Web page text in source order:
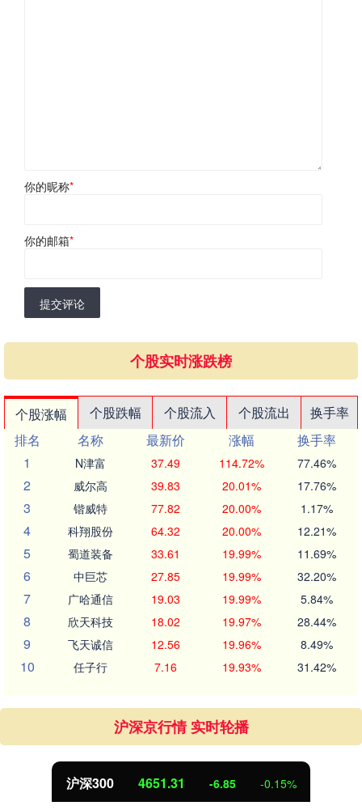
你的昵称*
你的邮箱*
提交评论
个股实时涨跌榜
个股涨幅 个股跌幅 个股流入 个股流出
换手率
排名
名称 最新价 涨幅
换手率
1
N津富 37.49 114.72% 77.46%
2 威尔高 39.83 20.01% 17.76%
3 锴威特 77.82 20.00% 1.17%
4 科翔股份 64.32 20.00% 12.21%
5 蜀道装备 33.61 19.99% 11.69%
6 中巨芯 27.85 19.99% 32.20%
7 广哈通信 19.03 19.99% 5.84%
8 欣天科技 18.02 19.97% 28.44%
9 飞天诚信 12.56 19.96% 8.49%
10 任子行 7.16 19.93% 31.42%
沪深京行情 实时轮播
沪深300 4651.31 -6.85 -0.15%